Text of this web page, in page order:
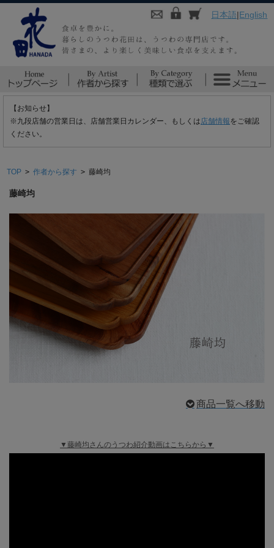
日本語|English
【お知らせ】
※九段店舗の営業日は、店舗営業日カレンダー、もしくは 店舗情報をご確認
ください。
TOP > 作者から探す > 藤崎均
藤崎均
商品一覧へ移動
▼藤崎均さんのうつわ紹介動画はこちらから▼